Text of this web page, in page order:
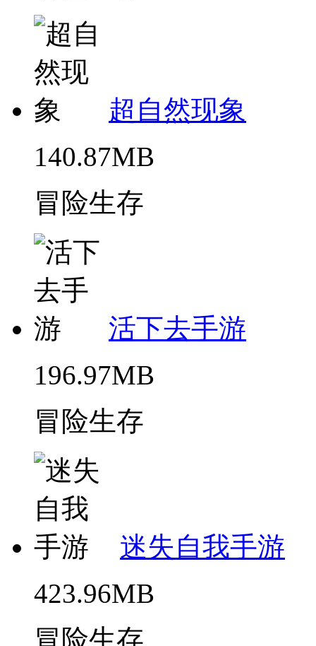
超自然现象
140.87MB
冒险生存
活下去手游
196.97MB
冒险生存
迷失自我手游
423.96MB
冒险生存